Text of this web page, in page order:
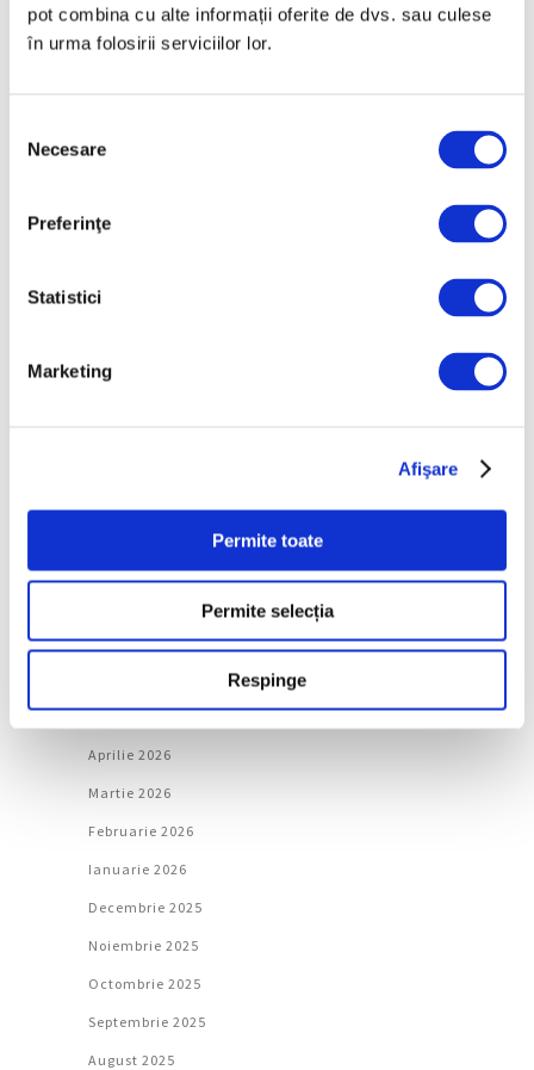
pot combina cu alte informații oferite de dvs. sau culese
în urma folosirii serviciilor lor.
consimțământului
Necesare
Preferinţe
Statistici
Marketing
Afişare
Permite toate
Permite selecția
Respinge
Nou spațiu dedicat artei
contemporane,
Categorii
Iulie 2026
Mai 2026
Aprilie 2026
Martie 2026
Februarie 2026
Ianuarie 2026
Decembrie 2025
Noiembrie 2025
Octombrie 2025
Septembrie 2025
August 2025